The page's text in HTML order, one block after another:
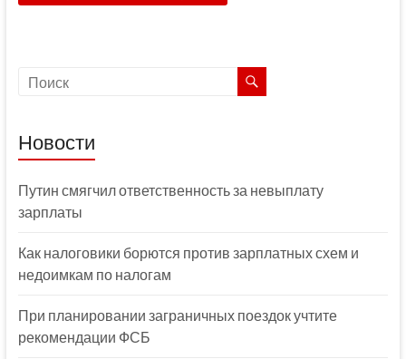
Новости
Путин смягчил ответственность за невыплату
зарплаты
Как налоговики борются против зарплатных схем и
недоимкам по налогам
При планировании заграничных поездок учтите
рекомендации ФСБ